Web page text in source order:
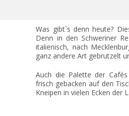
Was gibt`s denn heute?
Denn in den Schweriner
italienisch, nach
ganz andere Art gebrutzelt
Auch die Palette der
frisch gebacken auf den
Kneipen in vielen Ecken der